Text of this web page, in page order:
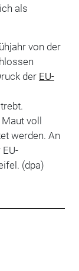
als
von der
der EU-
voll
werden. An
(dpa)